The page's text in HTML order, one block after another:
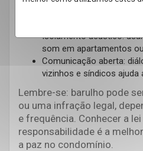
Bom senso: respeitar
Isolamento acústico:
som em apartamentos
Comunicação aberta:
vizinhos e síndicos ajuda
Lembre-se: barulho pode
ou uma infração legal,
e frequência. Conhecer a
responsabilidade é a
a paz no condomínio.